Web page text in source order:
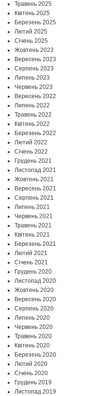
Травень 2025
Квітень 2025
Березень 2025
Лютий 2025
Січень 2025
Жовтень 2023
Вересень 2023
Серпень 2023
Липень 2023
Червень 2023
Вересень 2022
Липень 2022
Травень 2022
Квітень 2022
Березень 2022
Лютий 2022
Січень 2022
Грудень 2021
Листопад 2021
Жовтень 2021
Вересень 2021
Серпень 2021
Липень 2021
Червень 2021
Травень 2021
Квітень 2021
Березень 2021
Лютий 2021
Січень 2021
Грудень 2020
Листопад 2020
Жовтень 2020
Вересень 2020
Серпень 2020
Липень 2020
Червень 2020
Травень 2020
Квітень 2020
Березень 2020
Лютий 2020
Січень 2020
Грудень 2019
Листопад 2019